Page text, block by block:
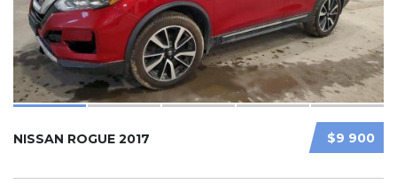
$9 900
NISSAN ROGUE 2017